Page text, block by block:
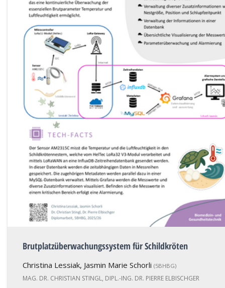
Brutplatzüberwachungssystem für Schildkröten
Christina Lessiak, Jasmin Marie Schorli (5BHBG)
MAG. DR. CHRISTIAN STINGL, DIPL.-ING. DR. PIERRE ELBISCHGER